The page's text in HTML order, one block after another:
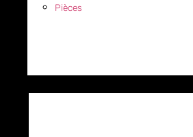
Pièces